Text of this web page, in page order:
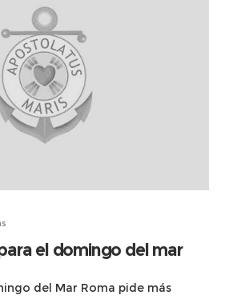
el domingo del mar
del Mar Roma pide más